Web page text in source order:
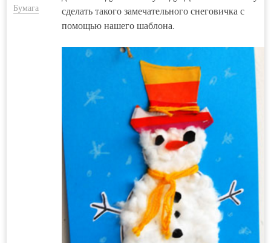
Бумага
сделать такого замечательного снеговичка с
помощью нашего шаблона.